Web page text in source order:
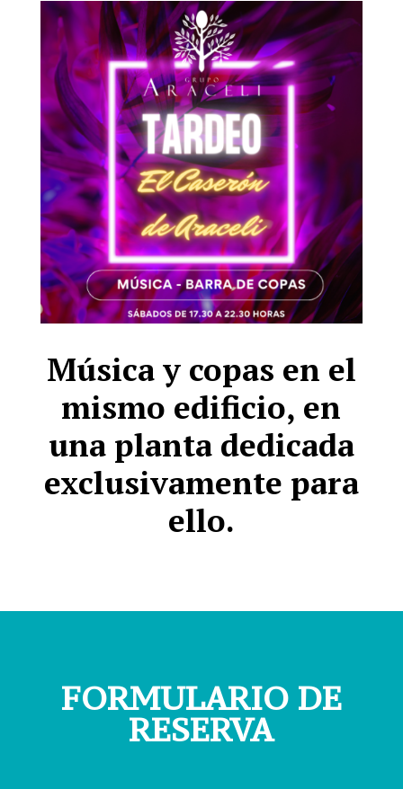
Música y copas en el
mismo edificio, en
una planta dedicada
exclusivamente para
ello.
FORMULARIO DE
RESERVA